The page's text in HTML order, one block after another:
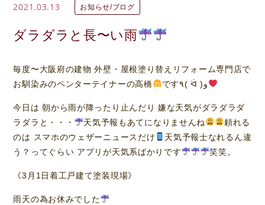
2021.03.13 お知らせ/ブログ
ダラダラと長〜い雨
毎度〜大阪府の建物 外壁・屋根塗り替えリフォーム専門店で
お馴染みのペンターテイナーの高橋
です٩( ᐛ )و
今日は 朝から雨が降ったり止んだり 嫌な天気がダラダラダ
ラダラと・・・
天気予報もあてになりませんね
頼れる
のは スマホのウェザーニュースだけ
天気予報士なれるん違
う？ってぐらい アプリが天気系ばかりです
笑笑。
《3月1日着工戸建て塗装現場》
雨天の為お休みでした